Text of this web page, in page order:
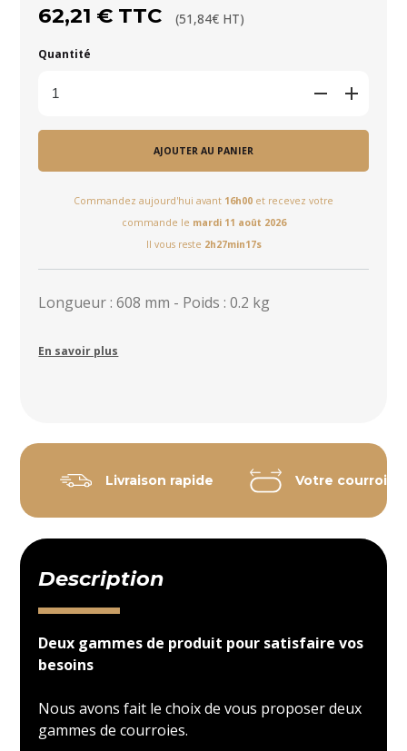
62,21 € TTC (51,84€ HT)
Quantité
AJOUTER AU PANIER
Commandez aujourd'hui avant 16h00 et recevez votre
commande le mardi 11 août 2026
Il vous reste 2h27min16s
Longueur : 608 mm - Poids : 0.2 kg
En savoir plus
Livraison rapide Votre courroie
Description
Deux gammes de produit pour satisfaire vos
besoins
Nous avons fait le choix de vous proposer deux
gammes de courroies.